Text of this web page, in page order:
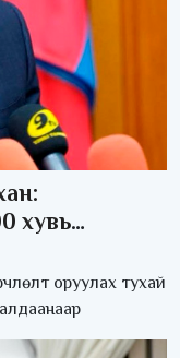
хувь
оруулах тухай